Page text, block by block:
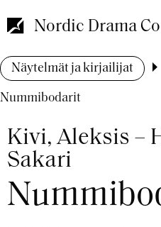
pääsisältöön
Nordic Drama
Murupolku
Näytelmät ja kirjailijat
Nummibodarit
Kivi, Aleksis –
Sakari